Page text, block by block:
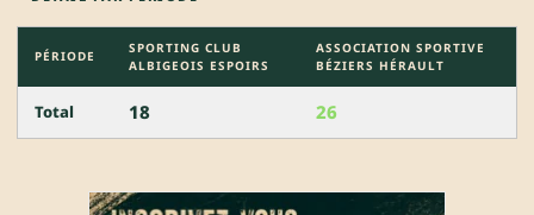
PÉRIODE
SPORTING CLUB
ALBIGEOIS ESPOIRS
ASSOCIATION SPORTIVE
BÉZIERS HÉRAULT
Total 18 26